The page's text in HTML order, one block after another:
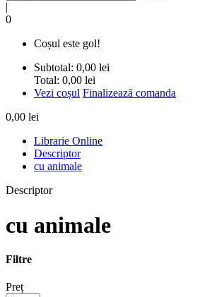
|
0
Coșul este gol!
Subtotal: 0,00 lei
Total: 0,00 lei
Vezi coșul Finalizează comanda
0,00 lei
Librarie Online
Descriptor
cu animale
Descriptor
cu animale
Filtre
Preț